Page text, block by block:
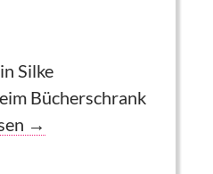
Silke
Bücherschrank
des Buchs am
→